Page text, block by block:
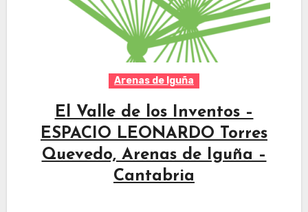
Arenas de Iguña
El Valle de los Inventos –
ESPACIO LEONARDO Torres
Quevedo, Arenas de Iguña –
Cantabria